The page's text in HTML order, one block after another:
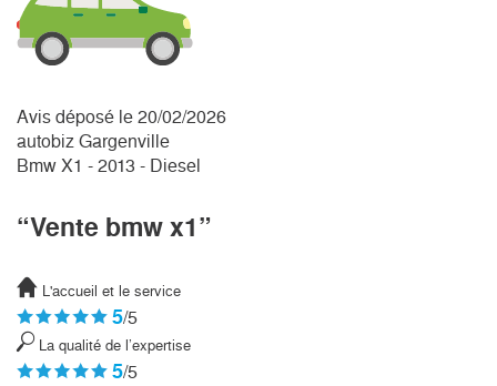
Avis déposé le 20/02/2026
autobiz Gargenville
Bmw X1 - 2013 - Diesel
“Vente bmw x1”
L'accueil et le service
5/5
La qualité de l’expertise
5/5